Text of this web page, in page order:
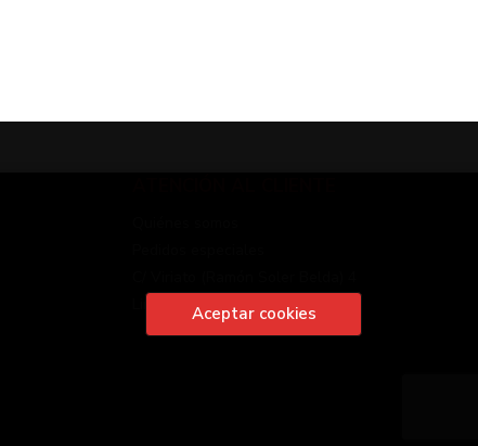
Aceptar cookies